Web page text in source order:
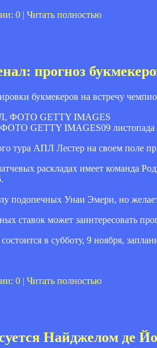
0 Читать полностью
прогноз
букмекеров на встречу
GETTY IMAGES09
тура АПЛ Лестер на своем поле
раскладах имеет команда
подопечных Унаи Эмери, но
ставок может заинтересовать
в субботу, 9 ноября,
0 | Читать полностью
Найджелом де